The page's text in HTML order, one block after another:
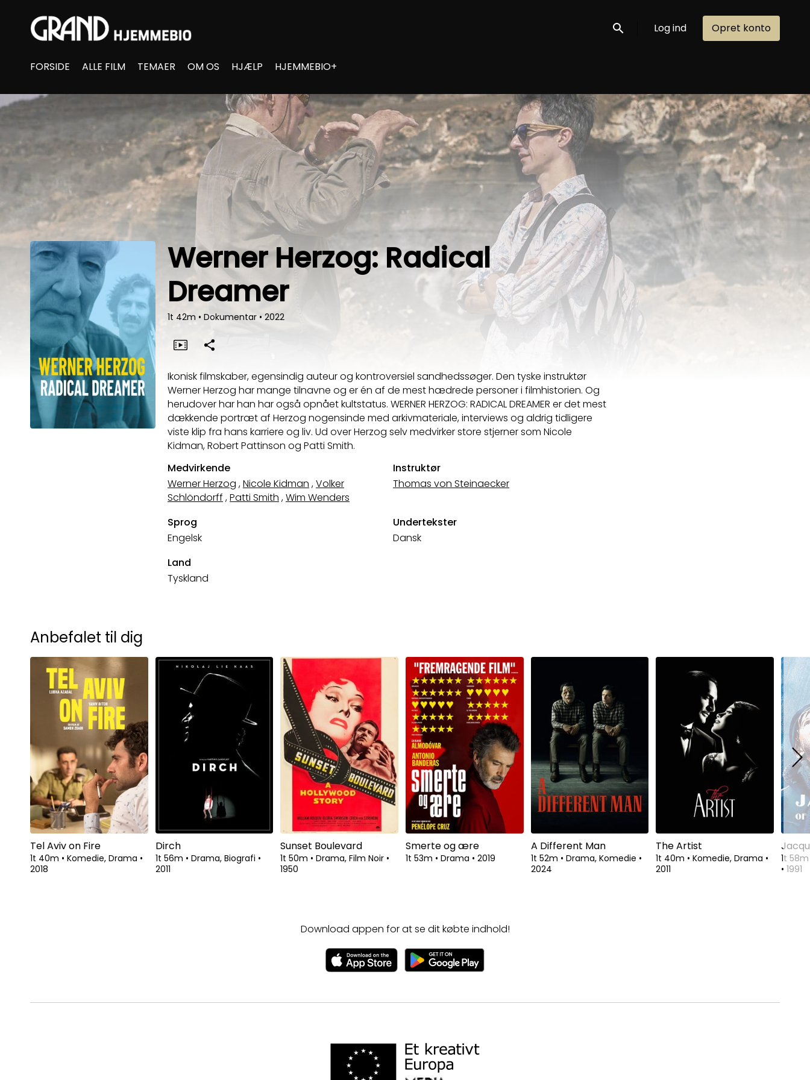
Accessibility Links
Søg nu Log ind Opret konto
FORSIDE ALLE FILM TEMAER OM OS HJÆLP HJEMMEBIO+
Werner Herzog: Radical
Dreamer
1t 42m • Dokumentar • 2022
Ikonisk filmskaber, egensindig auteur og kontroversiel sandhedssøger. Den tyske instruktør
Werner Herzog har mange tilnavne og er én af de mest hædrede personer i filmhistorien. Og
herudover har han har også opnået kultstatus. WERNER HERZOG: RADICAL DREAMER er det mest
dækkende portræt af Herzog nogensinde med arkivmateriale, interviews og aldrig tidligere
viste klip fra hans karriere og liv. Ud over Herzog selv medvirker store stjerner som Nicole
Kidman, Robert Pattinson og Patti Smith.
Medvirkende
Werner Herzog ,Nicole Kidman ,Volker
Schlöndorff ,Patti Smith ,Wim Wenders
Instruktør
Thomas von Steinaecker
Sprog
Engelsk
Undertekster
Dansk
Land
Tyskland
Anbefalet til dig
Tel Aviv on Fire
1t 40m • Komedie, Drama •
2018
Dirch
1t 56m • Drama, Biografi •
2011
Sunset Boulevard
1t 50m • Drama, Film Noir •
1950
Smerte og ære
1t 53m • Drama • 2019
A Different Man
1t 52m • Drama, Komedie •
2024
The Artist
1t 40m • Komedie, Drama •
2011
1t
• 1991
Download appen for at se dit købte indhold!